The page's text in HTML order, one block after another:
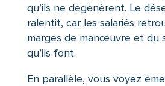
qu’ils ne dégénèrent. Le
ralentit, car les salariés
marges de manœuvre et du
qu’ils font.
En parallèle, vous voyez